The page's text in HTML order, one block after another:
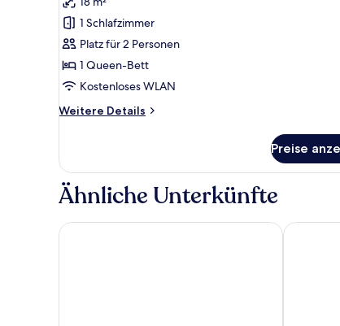
für
Deluxe
Queen
Double
room
1 Schlafzimmer
Platz für 2 Personen
1 Queen-Bett
Kostenloses WLAN
Weitere Details
Weitere
Queen
Double
room
Preise
Ähnliche Unterkünfte
Pytloun Kampa Garden Hotel Prague Hotel